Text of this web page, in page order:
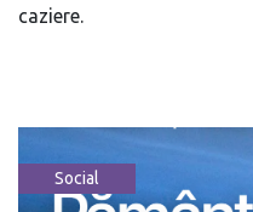
caziere.
Social